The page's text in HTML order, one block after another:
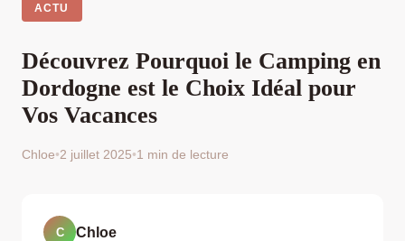
ACTU
Découvrez Pourquoi le Camping en
Dordogne est le Choix Idéal pour
Vos Vacances
Chloe•2 juillet 2025•1 min de lecture
C Chloe